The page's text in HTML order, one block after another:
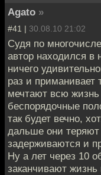
Agato »
#41 | 30.08.10 21:02
Судя по
автор находился в
ничего
раз и приманивает
мечтают всю жизнь
беспорядочные
так будет вечно,
дальше они
задерживаются и
Ну а лет через 10
заканчивают жизнь